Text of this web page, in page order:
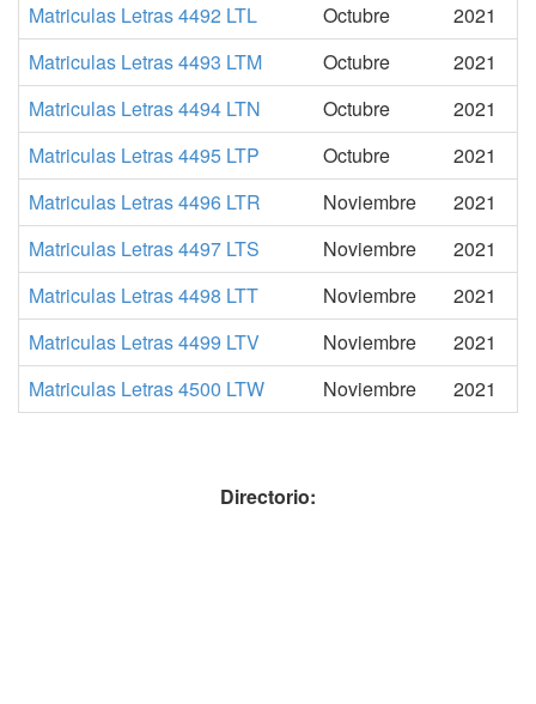
Matriculas Letras 4492 LTL
Octubre
2021
Matriculas Letras 4493 LTM
Octubre
2021
Matriculas Letras 4494 LTN
Octubre
2021
Matriculas Letras 4495 LTP
Octubre
2021
Matriculas Letras 4496 LTR
Noviembre
2021
Matriculas Letras 4497 LTS
Noviembre
2021
Matriculas Letras 4498 LTT
Noviembre
2021
Matriculas Letras 4499 LTV
Noviembre
2021
Matriculas Letras 4500 LTW
Noviembre 2021
Directorio: